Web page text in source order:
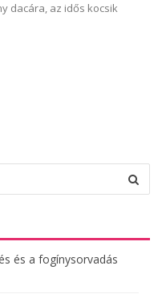
dacára, az idős kocsik
és a fogínysorvadás